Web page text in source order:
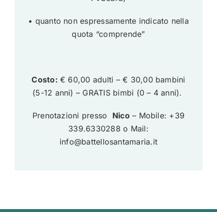
• quanto non espressamente indicato nella
quota “comprende”
Costo: € 60,00 adulti – € 30,00 bambini
(5-12 anni) – GRATIS bimbi (0 – 4 anni).
Prenotazioni presso Nico– Mobile: +39
339.6330288 o Mail:
info@battellosantamaria.it